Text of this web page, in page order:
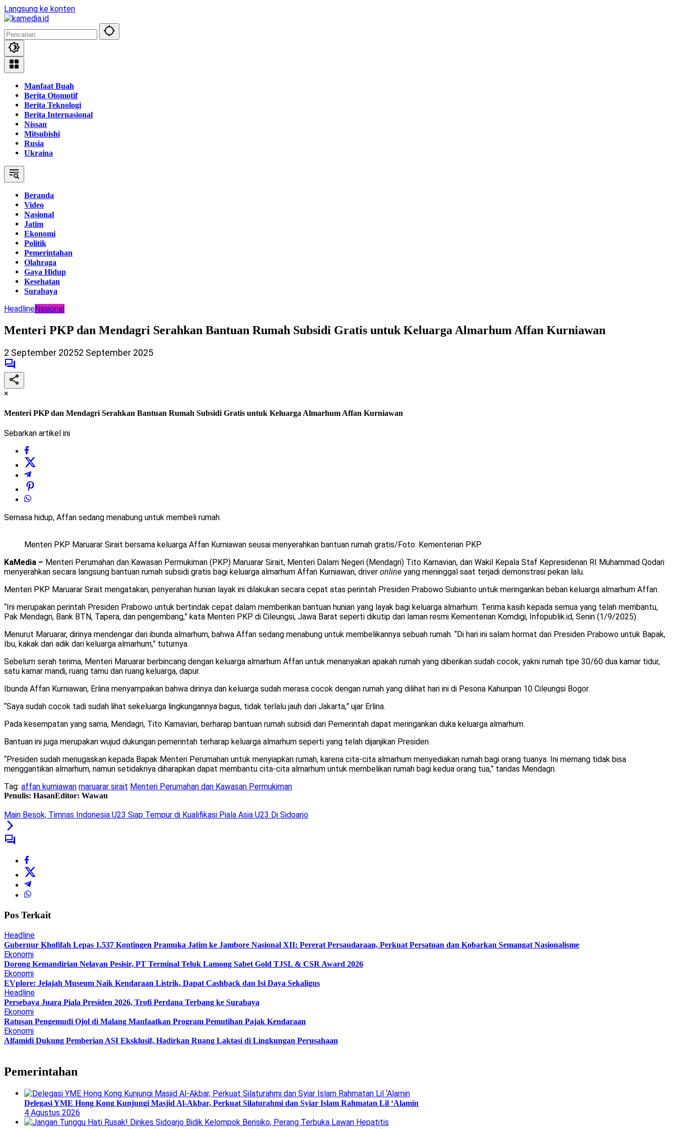
Langsung ke konten
Manfaat Buah
Berita Otomotif
Berita Teknologi
Berita Internasional
Nissan
Mitsubishi
Rusia
Ukraina
Beranda
Video
Nasional
Jatim
Ekonomi
Politik
Pemerintahan
Olahraga
Gaya Hidup
Kesehatan
Surabaya
HeadlineNasional
Menteri PKP dan Mendagri Serahkan Bantuan Rumah Subsidi Gratis untuk Keluarga Almarhum Affan Kurniawan
2 September 20252 September 2025
×
Menteri PKP dan Mendagri Serahkan Bantuan Rumah Subsidi Gratis untuk Keluarga Almarhum Affan Kurniawan
Sebarkan artikel ini
Semasa hidup, Affan sedang menabung untuk membeli rumah.
Menteri PKP Maruarar Sirait bersama keluarga Affan Kurniawan seusai menyerahkan bantuan rumah gratis/Foto: Kementerian PKP
KaMedia – Menteri Perumahan dan Kawasan Permukiman (PKP) Maruarar Sirait, Menteri Dalam Negeri (Mendagri) Tito Karnavian, dan Wakil Kepala Staf Kepresidenan RI Muhammad Qodari
menyerahkan secara langsung bantuan rumah subsidi gratis bagi keluarga almarhum Affan Kurniawan, driver online yang meninggal saat terjadi demonstrasi pekan lalu.
Menteri PKP Maruarar Sirait mengatakan, penyerahan hunian layak ini dilakukan secara cepat atas perintah Presiden Prabowo Subianto untuk meringankan beban keluarga almarhum Affan.
“Ini merupakan perintah Presiden Prabowo untuk bertindak cepat dalam memberikan bantuan hunian yang layak bagi keluarga almarhum. Terima kasih kepada semua yang telah membantu,
Pak Mendagri, Bank BTN, Tapera, dan pengembang,” kata Menteri PKP di Cileungsi, Jawa Barat seperti dikutip dari laman resmi Kementerian Komdigi, Infopublik.id, Senin (1/9/2025).
Menurut Maruarar, dirinya mendengar dari ibunda almarhum, bahwa Affan sedang menabung untuk membelikannya sebuah rumah. “Di hari ini salam hormat dari Presiden Prabowo untuk Bapak,
Ibu, kakak dan adik dari keluarga almarhum,” tuturnya.
Sebelum serah terima, Menteri Maruarar berbincang dengan keluarga almarhum Affan untuk menanyakan apakah rumah yang diberikan sudah cocok, yakni rumah tipe 30/60 dua kamar tidur,
satu kamar mandi, ruang tamu dan ruang keluarga, dapur.
Ibunda Affan Kurniawan, Erlina menyampaikan bahwa dirinya dan keluarga sudah merasa cocok dengan rumah yang dilihat hari ini di Pesona Kahuripan 10 Cileungsi Bogor.
“Saya sudah cocok tadi sudah lihat sekeluarga lingkungannya bagus, tidak terlalu jauh dari Jakarta,” ujar Erlina.
Pada kesempatan yang sama, Mendagri, Tito Karnavian, berharap bantuan rumah subsidi dari Pemerintah dapat meringankan duka keluarga almarhum.
Bantuan ini juga merupakan wujud dukungan pemerintah terharap keluarga almarhum seperti yang telah dijanjikan Presiden.
“Presiden sudah menugaskan kepada Bapak Menteri Perumahan untuk menyiapkan rumah, karena cita-cita almarhum menyediakan rumah bagi orang tuanya. Ini memang tidak bisa
menggantikan almarhum, namun setidaknya diharapkan dapat membantu cita-cita almarhum untuk membelikan rumah bagi kedua orang tua,” tandas Mendagri.
Tag: affan kurniawan maruarar sirait Menteri Perumahan dan Kawasan Permukiman
Penulis: HasanEditor: Wawan
Main Besok, Timnas Indonesia U23 Siap Tempur di Kualifikasi Piala Asia U23 Di Sidoarjo
Pos Terkait
Headline
Gubernur Khofifah Lepas 1.537 Kontingen Pramuka Jatim ke Jambore Nasional XII: Pererat Persaudaraan, Perkuat Persatuan dan Kobarkan Semangat Nasionalisme
Ekonomi
Dorong Kemandirian Nelayan Pesisir, PT Terminal Teluk Lamong Sabet Gold TJSL & CSR Award 2026
Ekonomi
EVplore: Jelajah Museum Naik Kendaraan Listrik, Dapat Cashback dan Isi Daya Sekaligus
Headline
Persebaya Juara Piala Presiden 2026, Trofi Perdana Terbang ke Surabaya
Ekonomi
Ratusan Pengemudi Ojol di Malang Manfaatkan Program Pemutihan Pajak Kendaraan
Ekonomi
Alfamidi Dukung Pemberian ASI Eksklusif, Hadirkan Ruang Laktasi di Lingkungan Perusahaan
Pemerintahan
Delegasi YME Hong Kong Kunjungi Masjid Al-Akbar, Perkuat Silaturahmi dan Syiar Islam Rahmatan Lil ‘Alamin
4 Agustus 2026